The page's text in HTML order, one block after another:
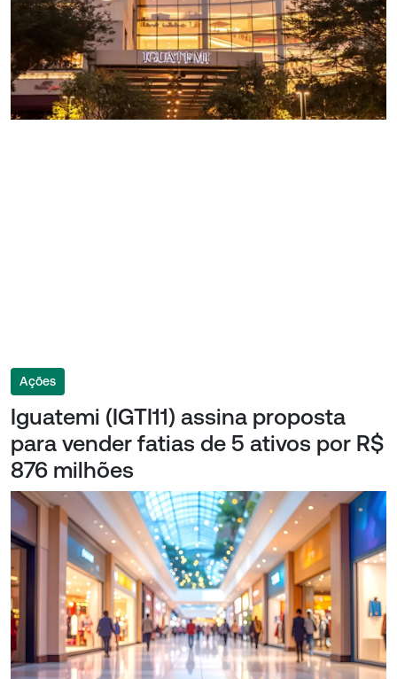
Ações
Iguatemi (IGTI11) assina proposta
para vender fatias de 5 ativos por R$
876 milhões